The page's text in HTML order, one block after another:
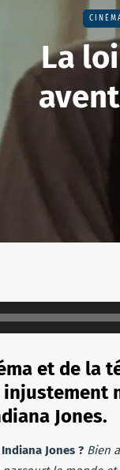
La
et de la
Jones.
Jones ? Bien